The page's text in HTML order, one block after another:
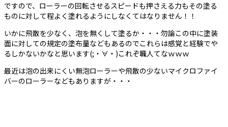
ですので、ローラーの回転させるスピードも押さえる力もその塗る
ものに対して程よく塗れるようにしなくてはなりません！！
いかに飛散を少なく、泡を無くして塗るか・・・勿論この中に塗装
面に対しての規定の塗布量などもあるのでこれらは感覚と経験でや
るしかないかなと思います(;・∀・)これぞ職人てなｗｗｗ
最近は泡の出来にくい無泡ローラーや飛散の少ないマイクロファイ
バーのローラーなどもありますが・・・